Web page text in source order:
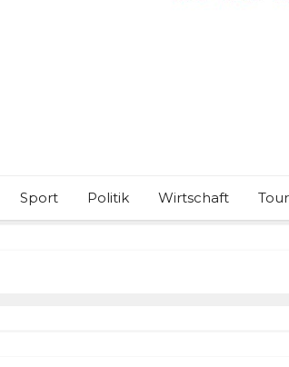
Sport Politik Wirtschaft